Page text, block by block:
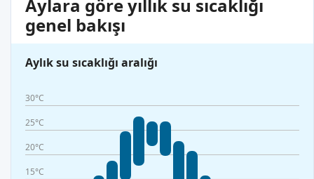
Aylara göre yıllık su sıcaklığı
genel bakışı
Aylık su sıcaklığı aralığı
30°C
25°C
20°C
15°C